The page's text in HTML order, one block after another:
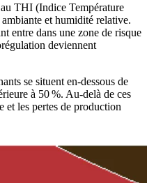
THI (Indice Température
et humidité relative.
entre dans une zone de risque
deviennent
se situent en-dessous de
à 50 %. Au‑delà de ces
les pertes de production